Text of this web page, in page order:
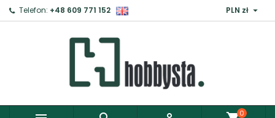
Telefon: +48 609 771 152 PLN zł 
0